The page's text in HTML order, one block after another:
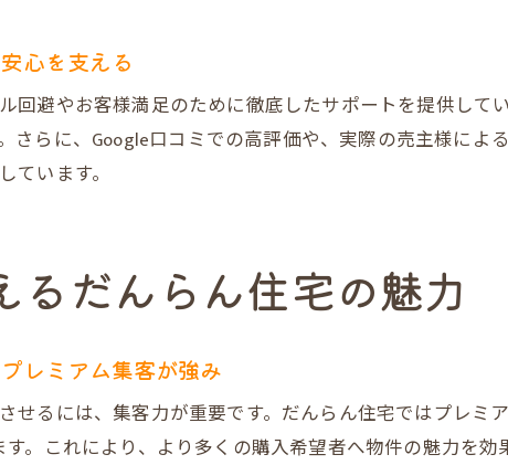
買主を惹きつける工夫で不動産売却額ア
だんらん住宅独自の集客・売却手法が
実績豊富なだんらん住宅のサポート力
豊富な実績が不動産売却の安心と高値を
売却相談から成約まで親身なフォローが
プレミアム不動産売却の実例と成功ケー
心を支える
回避やお客様満足のために徹底したサポートを提供して
さらに、Google口コミでの高評価や、実際の売主様に
ています。
るだんらん住宅の魅力
レミアム集客が強み
せるには、集客力が重要です。だんらん住宅ではプレミ
。これにより、より多くの購入希望者へ物件の魅力を